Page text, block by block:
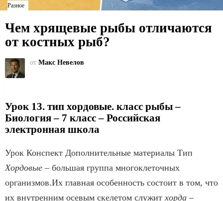
Разное
Чем хрящевые рыбы отличаются
от костных рыб?
от Макс Невелов
Урок 13. тип хордовые. класс рыбы –
Биология – 7 класс – Российская
электронная школа
Урок Конспект Дополнительные материалы Тип
Хордовые – большая группа многоклеточных
организмов.Их главная особенность состоит в том, что
их внутренним осевым скелетом служит хорда –